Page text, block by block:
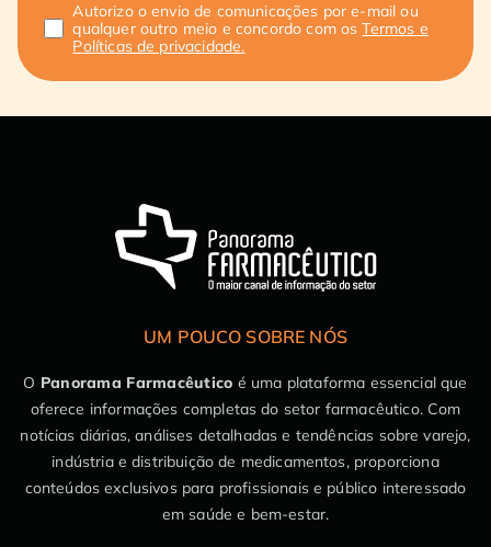
Autorizo o envio de comunicações por e-mail ou
qualquer outro meio e concordo com osTermos e
Políticas de privacidade.
UM POUCO SOBRE NÓS
O Panorama Farmacêutico é uma plataforma essencial que
oferece informações completas do setor farmacêutico. Com
notícias diárias, análises detalhadas e tendências sobre varejo,
indústria e distribuição de medicamentos, proporciona
conteúdos exclusivos para profissionais e público interessado
em saúde e bem-estar.